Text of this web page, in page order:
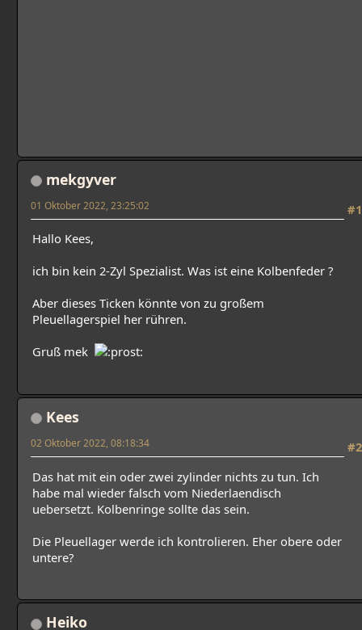
mekgyver
#1
01 Oktober 2022, 23:25:02
Hallo Kees,
ich bin kein 2-Zyl Spezialist. Was ist eine Kolbenfeder ?
Aber dieses Ticken könnte von zu großem
Pleuellagerspiel her rühren.
Gruß mek
Kees
#2
02 Oktober 2022, 08:18:34
Das hat mit ein oder zwei zylinder nichts zu tun. Ich
habe mal wieder falsch vom Niederlaendisch
uebersetzt. Kolbenringe sollte das sein.
Die Pleuellager werde ich kontrolieren. Eher obere oder
untere?
Heiko